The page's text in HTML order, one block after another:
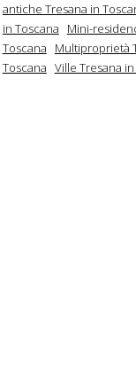
antiche Tresana in
in Toscana
Mini-
Toscana
Multiproprietà
Toscana Ville Tresana